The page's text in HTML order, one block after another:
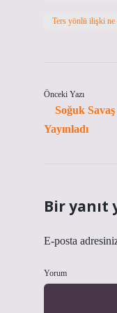
Ters yönlü ilişki ne
Önceki Yazı
Soğuk
Yayınladı
Bir yanıt
E-posta
Yorum